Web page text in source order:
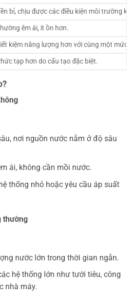
bỉ, chịu được các điều kiện môi trường
êm ái, ít ồn hơn.
kiệm năng lượng hơn với cùng một mức
tạp hơn do cấu tạo đặc biệt.
nơi nguồn nước nằm ở độ sâu
ái, không cần mồi nước.
thống nhỏ hoặc yêu cầu áp suất
thường
nước lớn trong thời gian ngắn.
hệ thống lớn như tưới tiêu, công
nhà máy.